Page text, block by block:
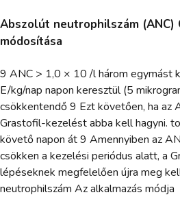
Abszolút neutrophilszám (ANC)
módosítása
9 ANC > 1,0 × 10 /l három egymást
E/kg/nap napon keresztül (5
csökkentendő 9 Ezt követően, ha az
Grastofil-kezelést abba kell hagyni.
követő napon át 9 Amennyiben az
csökken a kezelési periódus alatt, a
lépéseknek megfelelően újra meg
neutrophilszám Az alkalmazás módja